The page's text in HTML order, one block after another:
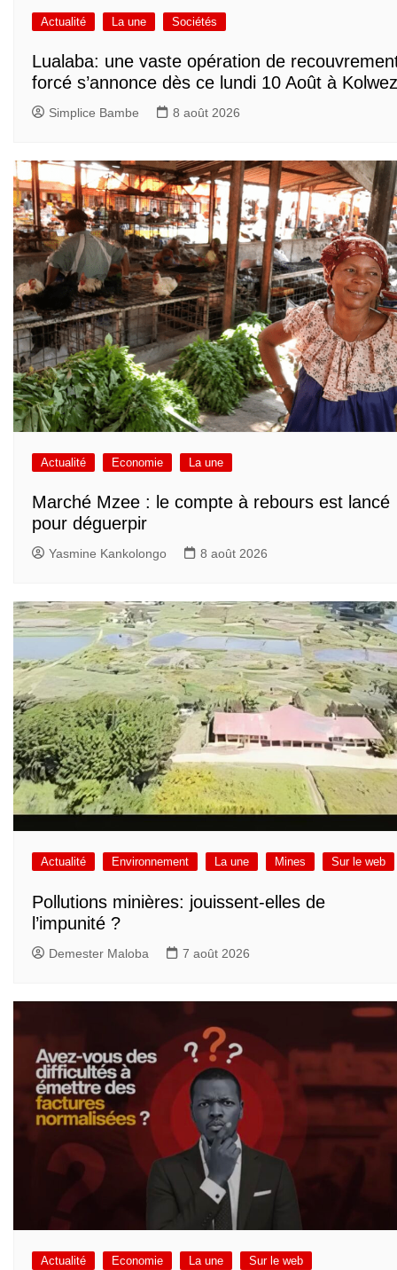
Actualité La une Sociétés
Lualaba: une vaste opération de
forcé s’annonce dès ce lundi 10 Août à
Simplice Bambe 8 août 2026
Actualité Economie La une
Marché Mzee : le compte à rebours est lancé
pour déguerpir
Yasmine Kankolongo 8 août 2026
Actualité Environnement La une Mines Sur le web
Pollutions minières: jouissent-elles de
l’impunité ?
Demester Maloba 7 août 2026
Actualité Economie La une Sur le web